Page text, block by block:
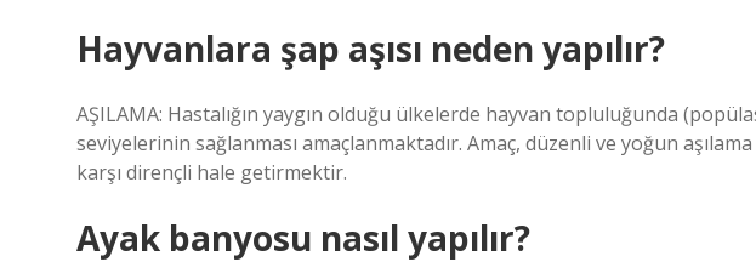
Hayvanlara şap aşısı neden yapılır?
AŞILAMA: Hastalığın yaygın olduğu ülkelerde hayvan topluluğunda
seviyelerinin sağlanması amaçlanmaktadır. Amaç, düzenli ve yoğun
karşı dirençli hale getirmektir.
Ayak banyosu nasıl yapılır?